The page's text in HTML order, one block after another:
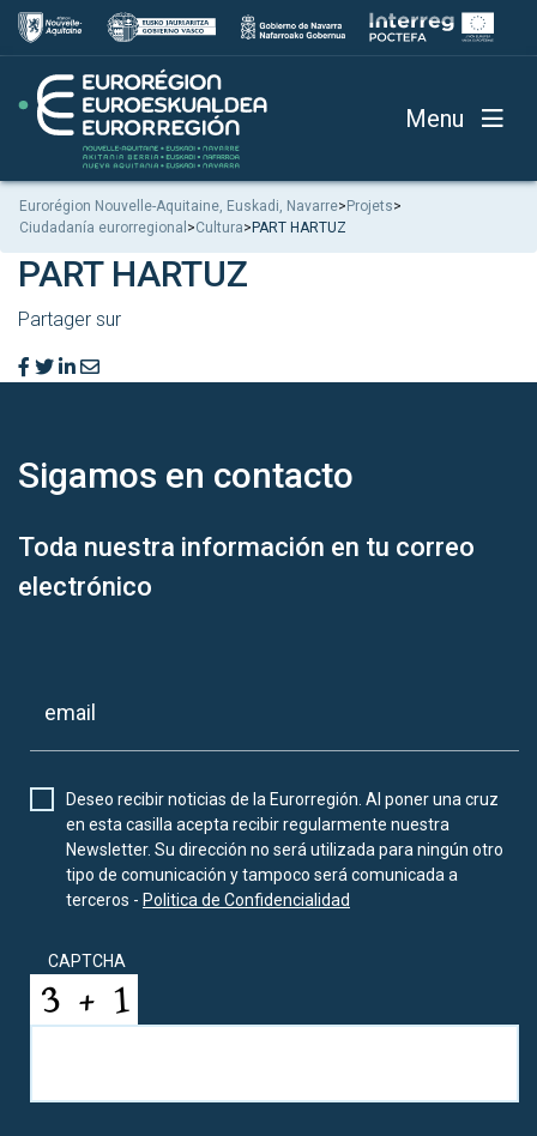
Menu
Eurorégion Nouvelle-Aquitaine, Euskadi, Navarre> Projets>
Ciudadanía eurorregional >Cultura> PART HARTUZ
PART HARTUZ
Partager sur
Sigamos en contacto
Toda nuestra información en tu correo
electrónico
Deseo recibir noticias de la Eurorregión. Al poner una cruz
en esta casilla acepta recibir regularmente nuestra
Newsletter. Su dirección no será utilizada para ningún otro
tipo de comunicación y tampoco será comunicada a
terceros - Politica de Confidencialidad
CAPTCHA